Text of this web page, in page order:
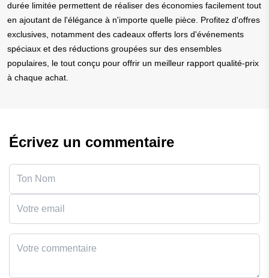
durée limitée permettent de réaliser des économies facilement tout
en ajoutant de l'élégance à n'importe quelle pièce. Profitez d'offres
exclusives, notamment des cadeaux offerts lors d'événements
spéciaux et des réductions groupées sur des ensembles
populaires, le tout conçu pour offrir un meilleur rapport qualité-prix
à chaque achat.
Écrivez un commentaire